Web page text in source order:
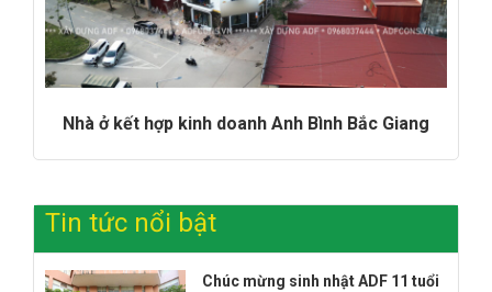
Nhà ở kết hợp kinh doanh Anh Bình Bắc Giang
Tin tức nổi bật
Chúc mừng sinh nhật ADF 11 tuổi